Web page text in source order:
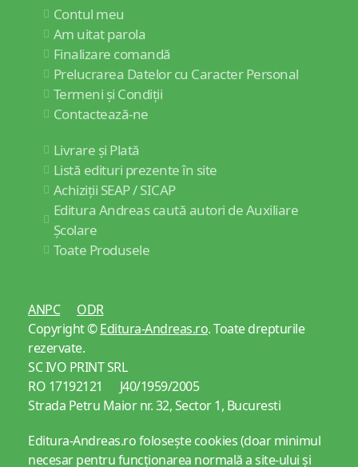
Contul meu
Am uitat parola
Finalizare comandă
Prelucrarea Datelor cu Caracter Personal
Termeni și Condiții
Contactează-ne
Livrare și Plată
Listă edituri prezente în site
Achiziții SEAP / SICAP
Editura Andreas caută autori de Auxiliare
Școlare
Toate Produsele
ANPC
ODR
Copyright ©Editura-Andreas.ro. Toate drepturile
rezervate.
SC IVO PRINT SRL
RO 17192121 J40/1959/2005
Strada Petru Maior nr. 32, Sector 1, Bucuresti
Editura-Andreas.ro folosește cookies (doar minimul
necesar pentru funcționarea normală a site-ului și